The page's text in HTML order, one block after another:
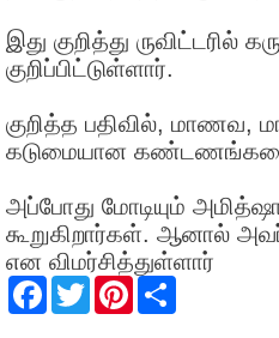
இது குறித்து ருவிட்டரில்
குறிப்பிட்டுள்ளார்.
குறித்த பதிவில், மாணவ,
கடுமையான
அப்போது மோடியும்
கூறுகிறார்கள். ஆனால்
என விமர்சித்துள்ளார்
F
T
w
P